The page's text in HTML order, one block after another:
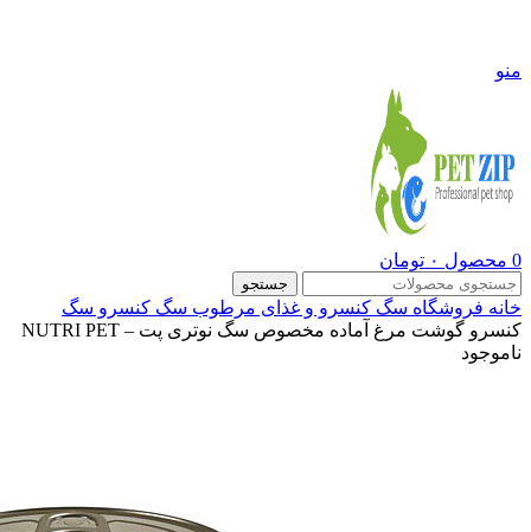
منو
0 محصول ۰ تومان
جستجو
خانه فروشگاه سگ کنسرو و غذای مرطوب سگ کنسرو سگ
کنسرو گوشت مرغ آماده مخصوص سگ نوتری پت – NUTRI PET
ناموجود